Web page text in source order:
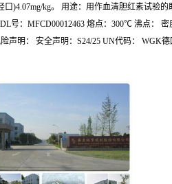
)4.07mg/kg。 用途：用作血清胆红素试验
号：MFCD00012463 熔点：300℃ 沸点：
明： 安全声明：S24/25 UN代码： WGK德